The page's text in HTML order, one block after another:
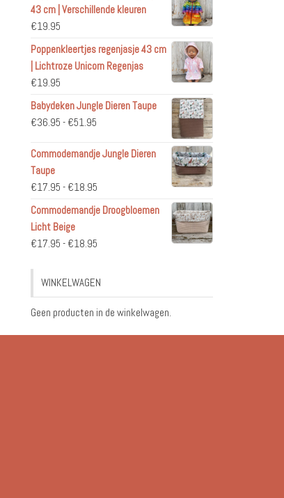
43 cm | Verschillende kleuren
€19.95
Poppenkleertjes regenjasje 43 cm
| Lichtroze Unicorn Regenjas
€19.95
Babydeken Jungle Dieren Taupe
€36.95 - €51.95Prijsklasse:
tot
Commodemandje Jungle Dieren
Taupe
€17.95 - €18.95Prijsklasse:
€17.95
€18.95
Commodemandje Droogbloemen
Licht Beige
€17.95 - €18.95Prijsklasse:
tot
WINKELWAGEN
Geen producten in de winkelwagen.